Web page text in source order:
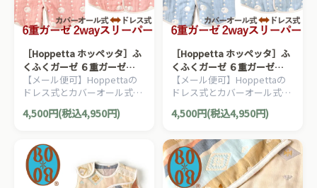
［Hoppetta ホッペッタ］ふ
くふくガーゼ ６重ガーゼ
2wayスリーパー 袖付き サー
モンピンク
【メール便可】Hoppettaの
ドレス式とカバーオール式の
2wayで使える6重ガーゼスリ
ーパー。お子さまの成長に合
きます。
4,500円(税込4,950円)
［Hoppetta ホッペッタ］ふ
くふくガーゼ ６重ガーゼ
2wayスリーパー 袖付き スカ
イブルー
【メール便可】Hoppettaの
ドレス式とカバーオール式の
2wayで使える6重ガーゼスリ
ーパー。お子さまの成長に合
きます。
4,500円(税込4,950円)